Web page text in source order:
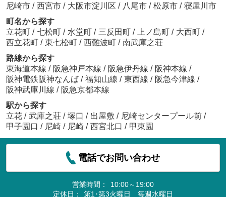
尼崎市 / 西宮市 / 大阪市淀川区 / 八尾市 / 松原市 / 寝屋川市
町名から探す
立花町 / 七松町 / 水堂町 / 三反田町 / 上ノ島町 / 大西町 /
西立花町 / 東七松町 / 西難波町 / 南武庫之荘
路線から探す
東海道本線 / 阪急神戸本線 / 阪急伊丹線 / 阪神本線 /
阪神電鉄阪神なんば / 福知山線 / 東西線 / 阪急今津線 /
阪神武庫川線 / 阪急京都本線
駅から探す
立花 / 武庫之荘 / 塚口 / 出屋敷 / 尼崎センタープール前 /
甲子園口 / 尼崎 / 尼崎 / 西宮北口 / 甲東園
電話でお問い合わせ
営業時間：
10:00～19:00
定休日：
第1･第3火曜日 毎週水曜日